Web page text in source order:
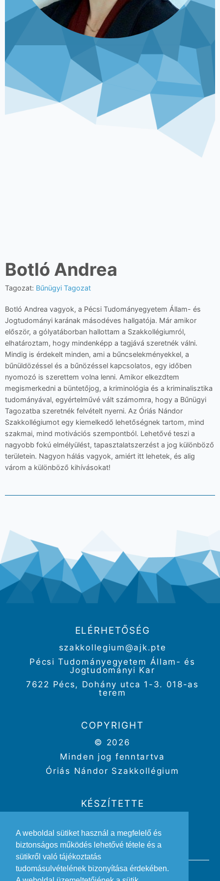
A weboldal sütiket használ a megfelelő és
biztonságos működés lehetővé tétele és a
sütikről való tájékoztatás
tudomásulvételének bizonyítása érdekében.
Botló Andrea
Tagozat: Bűnügyi Tagozat
Botló Andrea vagyok, a Pécsi Tudományegyetem Állam- és
Jogtudományi karának másodéves hallgatója. Már amikor
először, a gólyatáborban hallottam a Szakkollégiumról,
elhatároztam, hogy mindenképp a tagjává szeretnék válni.
Mindig is érdekelt minden, ami a bűncselekményekkel, a
bűnüldözéssel és a bűnözéssel kapcsolatos, egy időben
nyomozó is szerettem volna lenni. Amikor elkezdtem
megismerkedni a büntetőjog, a kriminológia és a kriminalisztika
tudományával, egyértelművé vált számomra, hogy a Bűnügyi
Tagozatba szeretnék felvételt nyerni. Az Óriás Nándor
Szakkollégiumot egy kiemelkedő lehetőségnek tartom, mind
szakmai, mind motivációs szempontból. Lehetővé teszi a
nagyobb fokú elmélyülést, tapasztalatszerzést a jog különböző
területein. Nagyon hálás vagyok, amiért itt lehetek, és alig
várom a különböző kihívásokat!
ELÉRHETŐSÉG
szakkollegium@ajk.pte
Pécsi Tudományegyetem Állam- és
Jogtudományi Kar
7622 Pécs, Dohány utca 1-3. 018-as
terem
COPYRIGHT
© 2026
Minden jog fenntartva
Óriás Nándor Szakkollégium
KÉSZÍTETTE
Design:Gertheis Anna